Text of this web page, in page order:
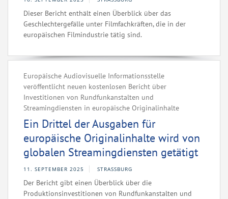
Dieser Bericht enthält einen Überblick über das
Geschlechtergefälle unter Filmfachkräften, die in der
europäischen Filmindustrie tätig sind.
Europäische Audiovisuelle Informationsstelle
veröffentlicht neuen kostenlosen Bericht über
Investitionen von Rundfunkanstalten und
Streamingdiensten in europäische Originalinhalte
Ein Drittel der Ausgaben für
europäische Originalinhalte wird von
globalen Streamingdiensten getätigt
11. SEPTEMBER 2025 STRASSBURG
Der Bericht gibt einen Überblick über die
Produktionsinvestitionen von Rundfunkanstalten und